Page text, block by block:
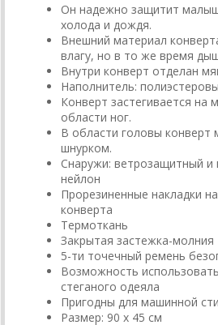
Он надежно защитит
холода и дождя.
Внешний материал
влагу, но в то же время
Внутри конверт отделан
Наполнитель:
Конверт застегивается на
области ног.
В области головы конверт
шнурком.
Снаружи: ветрозащитный
нейлон
Прорезиненные накладки
конверта
Термоткань
Закрытая застежка-молния
5-ти точечный ремень
Возможность
стеганого одеяла
Пригодны для машинной
Размер: 90 х 45 см